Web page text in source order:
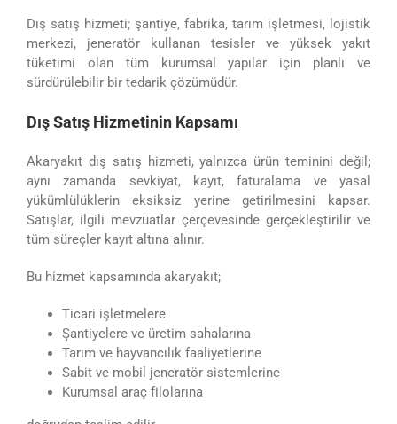
Dış satış hizmeti; şantiye, fabrika, tarım işletmesi, lojistik
merkezi, jeneratör kullanan tesisler ve yüksek yakıt
tüketimi olan tüm kurumsal yapılar için planlı ve
sürdürülebilir bir tedarik çözümüdür.
Dış Satış Hizmetinin Kapsamı
Akaryakıt dış satış hizmeti, yalnızca ürün teminini değil;
aynı zamanda sevkiyat, kayıt, faturalama ve yasal
yükümlülüklerin eksiksiz yerine getirilmesini kapsar.
Satışlar, ilgili mevzuatlar çerçevesinde gerçekleştirilir ve
tüm süreçler kayıt altına alınır.
Bu hizmet kapsamında akaryakıt;
Ticari işletmelere
Şantiyelere ve üretim sahalarına
Tarım ve hayvancılık faaliyetlerine
Sabit ve mobil jeneratör sistemlerine
Kurumsal araç filolarına